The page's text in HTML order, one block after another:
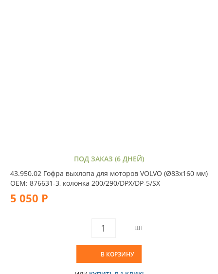
ПОД ЗАКАЗ (6 ДНЕЙ)
43.950.02 Гофра выхлопа для моторов VOLVO (Ø83x160 мм)
OEM: 876631-3, колонка 200/290/DPX/DP-5/SX
5 050 Р
ШТ
В КОРЗИНУ